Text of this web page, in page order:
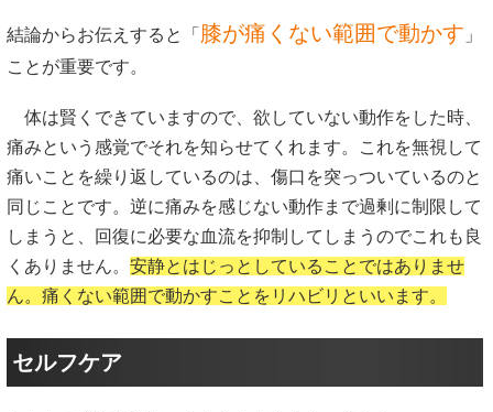
結論からお伝えすると「 膝が痛くない範囲で動かす 」
ことが重要です。
体は賢くできていますので、欲していない動作をした時、
痛みという感覚でそれを知らせてくれます。これを無視して
痛いことを繰り返しているのは、傷口を突っついているのと
同じことです。逆に痛みを感じない動作まで過剰に制限して
しまうと、回復に必要な血流を抑制してしまうのでこれも良
くありません。 安静とはじっとしていることではありませ
ん。痛くない範囲で動かすことをリハビリといいます。
セルフケア